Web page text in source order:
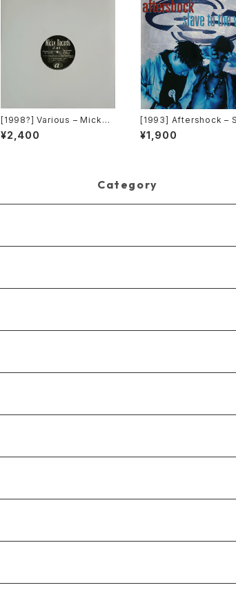
[1998?] Various – Micky
Records Vol.41 [Micky R
ecords.][PROMO]
¥2,400
[1993] Aftershock –
e To The Vibe [Virgin]
¥1,900
Category